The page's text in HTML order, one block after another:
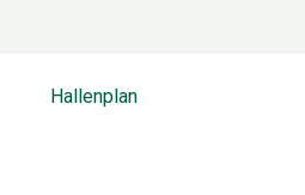
Hallenplan